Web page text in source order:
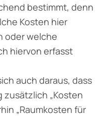
bestimmt, denn
Kosten hier
oder welche
hiervon erfasst
auch daraus, dass
zusätzlich „Kosten
„Raumkosten für